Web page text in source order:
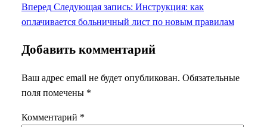
Вперед Следующая запись: Инструкция: как
оплачивается больничный лист по новым правилам
Добавить комментарий
Ваш адрес email не будет опубликован. Обязательные
поля помечены *
Комментарий *